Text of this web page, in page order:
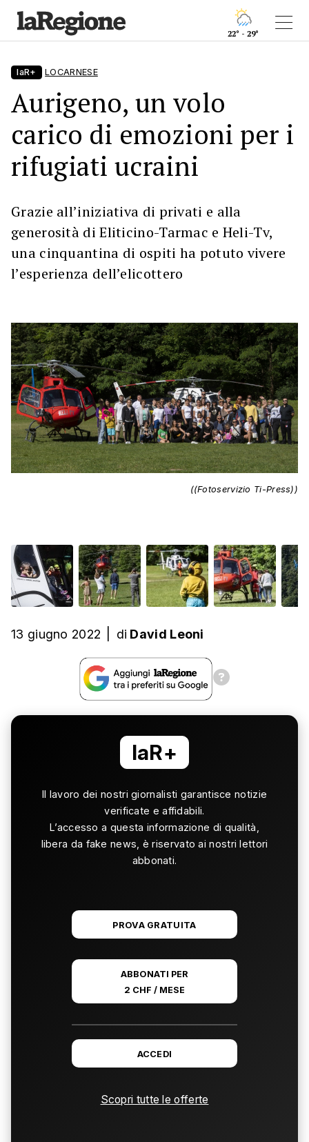
22° - 29°
laR+ LOCARNESE
Aurigeno, un volo
carico di emozioni per i
rifugiati ucraini
Grazie all’iniziativa di privati e alla
generosità di Eliticino-Tarmac e Heli-Tv,
una cinquantina di ospiti ha potuto vivere
l’esperienza dell’elicottero
((Fotoservizio Ti-Press))
13 giugno 2022 di David Leoni
laR+
Il lavoro dei nostri giornalisti garantisce notizie
verificate e affidabili.
L’accesso a questa informazione di qualità,
libera da fake news, è riservato ai nostri lettori
abbonati.
PROVA GRATUITA
ABBONATI PER
2 CHF / MESE
ACCEDI
Scopri tutte le offerte